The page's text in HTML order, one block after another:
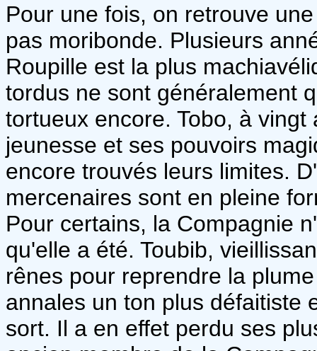
Pour une fois, on retrouve
pas moribonde. Plusieurs
Roupille est la plus
tordus ne sont généralement
tortueux encore. Tobo, à
jeunesse et ses pouvoirs
encore trouvés leurs limites.
mercenaires sont en pleine
Pour certains, la Compagnie
qu'elle a été. Toubib,
rênes pour reprendre la
annales un ton plus défaitiste
sort. Il a en effet perdu ses